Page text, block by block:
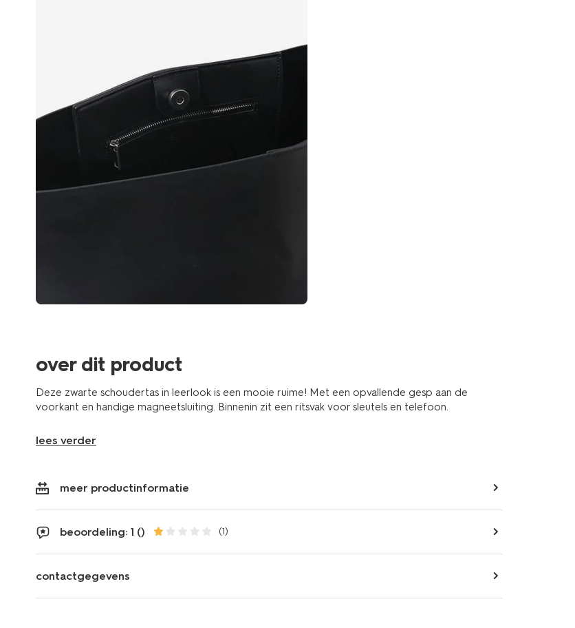
over dit product
Deze zwarte schoudertas in leerlook is een mooie ruime! Met een opvallende gesp aan de
voorkant en handige magneetsluiting. Binnenin zit een ritsvak voor sleutels en telefoon.
lees verder
meer productinformatie
beoordeling: 1 () (1)
contactgegevens